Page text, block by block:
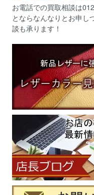
お電話での買取相談は
とならなんなりとお申し
談も承ります！